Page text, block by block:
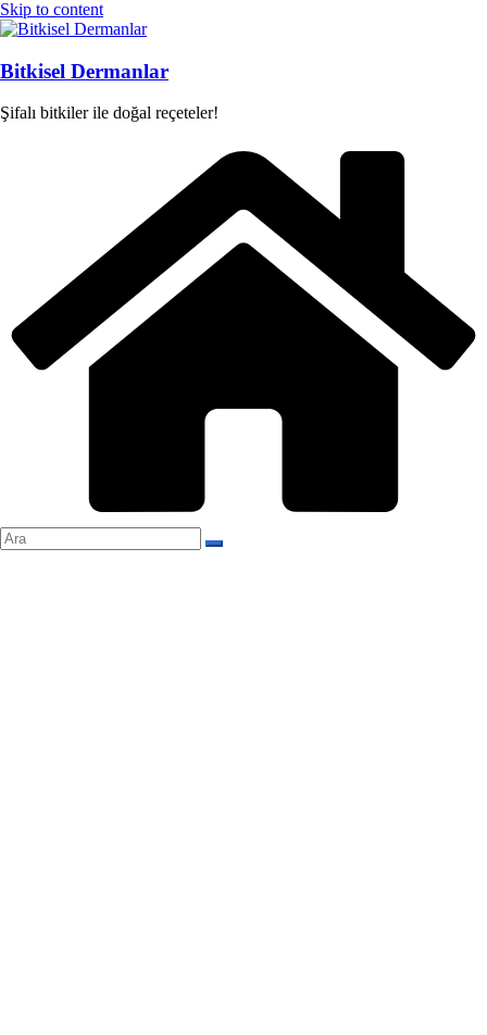
Skip to content
Bitkisel Dermanlar
Şifalı bitkiler ile doğal reçeteler!